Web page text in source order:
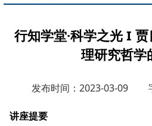
行知学堂·科学之光 I
理研究哲学
发布时间：2023-03-09
讲座提要